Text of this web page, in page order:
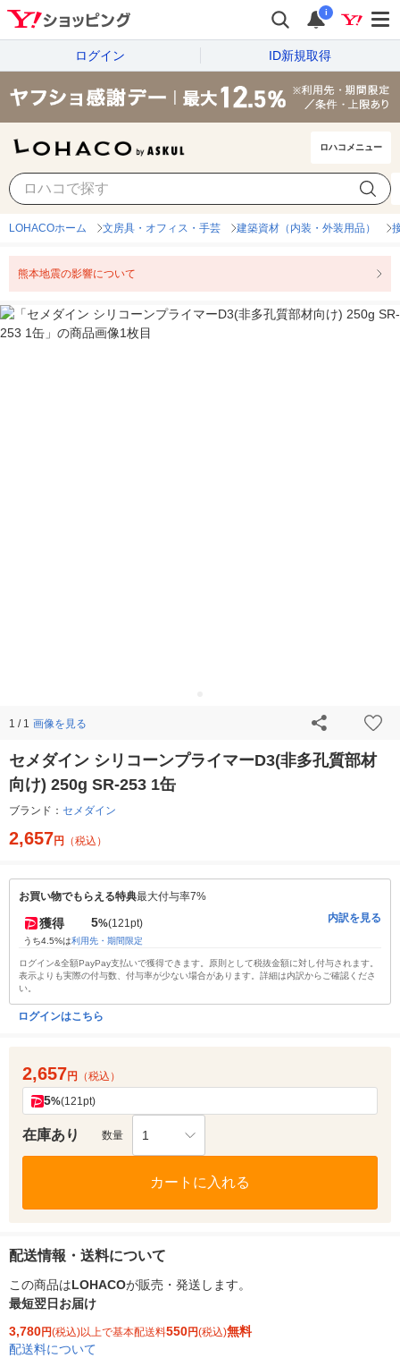
i
ログイン ID新規取得
ロハコメニュー
LOHACOホーム 文房具・オフィス・手芸 建築資材（内装・外装用品）
熊本地震の影響について
1 / 1 画像を見る
セメダイン シリコーンプライマーD3(非多孔質部材
向け) 250g SR-253 1缶
ブランド： セメダイン
2,657円 （税込）
お買い物でもらえる特典最大付与率7%
獲得 5%(121pt)
うち4.5%は利用先・期間限定
内訳を見る
ログイン&全額PayPay支払いで獲得できます。原則として税抜金額に対し付与されます。
表示よりも実際の付与数、付与率が少ない場合があります。詳細は内訳からご確認くださ
い。
ログインはこちら
2,657円 （税込）
5%(121pt)
在庫あり 数量 1
カートに入れる
配送情報・送料について
この商品はLOHACOが販売・発送します。
最短翌日お届け
3,780円(税込)以上で基本配送料550円(税込)無料
配送料について